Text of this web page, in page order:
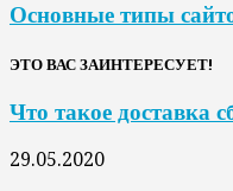
Основные типы
ЭТО ВАС ЗАИНТЕРЕСУЕТ!
Что такое доставка
29.05.2020